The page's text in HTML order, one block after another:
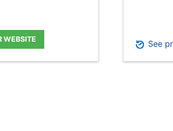
WEBSITE See